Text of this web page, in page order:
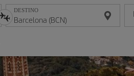
DESTINO